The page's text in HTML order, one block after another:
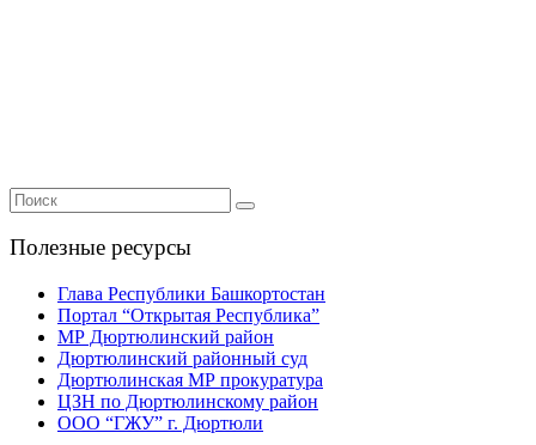
Полезные ресурсы
Глава Республики Башкортостан
Портал “Открытая Республика”
МР Дюртюлинский район
Дюртюлинский районный суд
Дюртюлинская МР прокуратура
ЦЗН по Дюртюлинскому район
ООО “ГЖУ” г. Дюртюли